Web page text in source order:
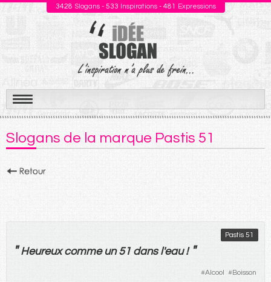
3428 Slogans - 533 Inspirations - 481 Expressions
Aller
au
contenu
Slogans de la marque Pastis 51
Pastis 51
" Heureux comme un51 dansl'eau ! "
#Alcool #Boisson